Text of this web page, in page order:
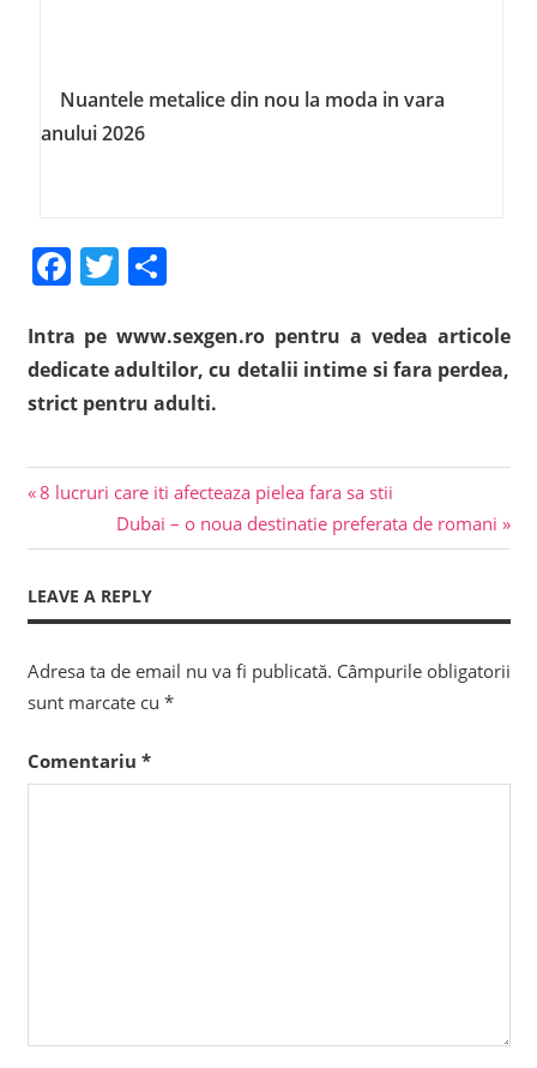
Nuantele metalice din nou la moda in vara
anului 2026
Facebook
Twitter
Share
Intra pe www.sexgen.ro pentru a vedea articole
dedicate adultilor, cu detalii intime si fara perdea,
strict pentru adulti.
Navigare
în
articole
Previous
8 lucruri care iti afecteaza pielea fara sa stii
Next
Post:
Dubai – o noua destinatie preferata de romani
LEAVE A REPLY
Adresa ta de email nu va fi publicată. Câmpurile obligatorii
sunt marcate cu *
Comentariu *